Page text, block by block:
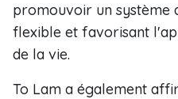
promouvoir un système
flexible et favorisant
de la vie.
To Lam a également